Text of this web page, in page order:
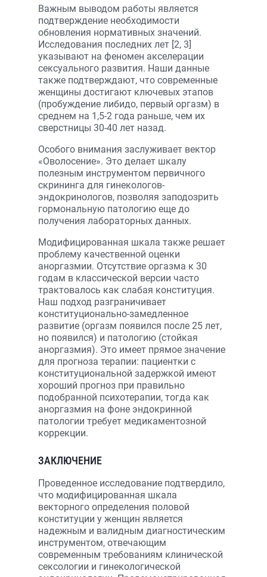
Важным выводом работы является
подтверждение необходимости
обновления нормативных значений.
Исследования последних лет [2, 3]
указывают на феномен акселерации
сексуального развития. Наши данные
также подтверждают, что современные
женщины достигают ключевых этапов
(пробуждение либидо, первый оргазм) в
среднем на 1,5-2 года раньше, чем их
сверстницы 30-40 лет назад.
Особого внимания заслуживает вектор
«Оволосение». Это делает шкалу
полезным инструментом первичного
скрининга для гинекологов-
эндокринологов, позволяя заподозрить
гормональную патологию еще до
получения лабораторных данных.
Модифицированная шкала также решает
проблему качественной оценки
аноргазмии. Отсутствие оргазма к 30
годам в классической версии часто
трактовалось как слабая конституция.
Наш подход разграничивает
конституционально-замедленное
развитие (оргазм появился после 25 лет,
но появился) и патологию (стойкая
аноргазмия). Это имеет прямое значение
для прогноза терапии: пациентки с
конституциональной задержкой имеют
хороший прогноз при правильно
подобранной психотерапии, тогда как
аноргазмия на фоне эндокринной
патологии требует медикаментозной
коррекции.
ЗАКЛЮЧЕНИЕ
Проведенное исследование подтвердило,
что модифицированная шкала
векторного определения половой
конституции у женщин является
надежным и валидным диагностическим
инструментом, отвечающим
современным требованиям клинической
сексологии и гинекологической